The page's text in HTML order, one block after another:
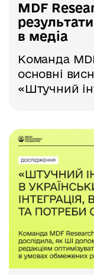
MDF
в медіа
Команда
основні
«Штучний